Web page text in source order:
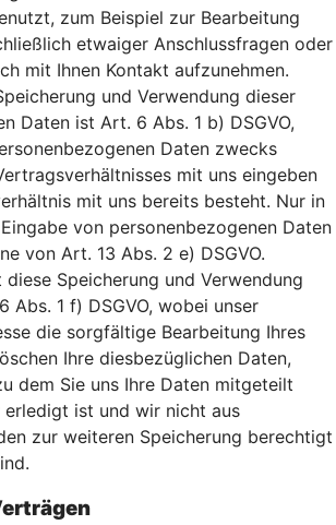
zum Beispiel zur Bearbeitung
etwaiger Anschlussfragen oder
mit Ihnen Kontakt aufzunehmen.
und Verwendung dieser
Daten ist Art. 6 Abs. 1 b) DSGVO,
Daten zwecks
mit uns eingeben
mit uns bereits besteht. Nur in
von personenbezogenen Daten
von Art. 13 Abs. 2 e) DSGVO.
Speicherung und Verwendung
Abs. 1 f) DSGVO, wobei unser
die sorgfältige Bearbeitung Ihres
Ihre diesbezüglichen Daten,
dem Sie uns Ihre Daten mitgeteilt
ist und wir nicht aus
zur weiteren Speicherung berechtigt